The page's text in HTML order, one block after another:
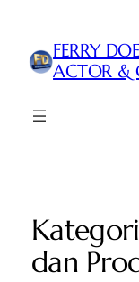
FERRY
ACTOR &
dan